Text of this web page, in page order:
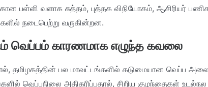
பள்ளி வளாக சுத்தம், புத்தக விநியோகம், ஆசிரியர்
நடைபெற்று வருகின்றன.
வெப்பம் காரணமாக எழுந்த கவலை
தமிழகத்தின் பல மாவட்டங்களில் கடுமையான வெப்ப அலை
வெப்பநிலை அதிகரிப்பதால், சிறிய குழந்தைகள் உடல்நல